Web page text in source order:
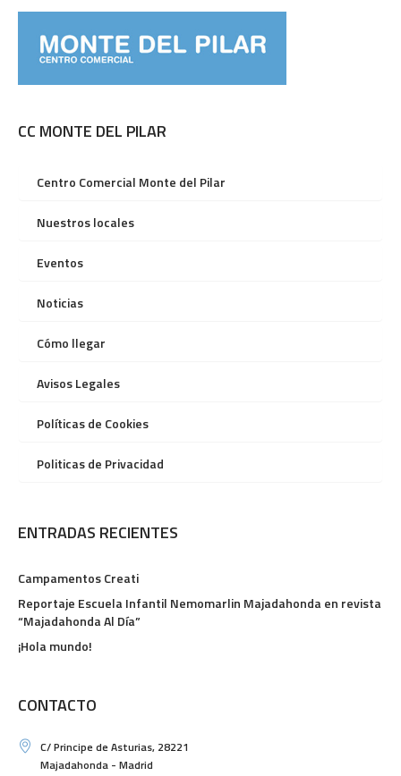
CC MONTE DEL PILAR
Centro Comercial Monte del Pilar
Nuestros locales
Eventos
Noticias
Cómo llegar
Avisos Legales
Políticas de Cookies
Politicas de Privacidad
ENTRADAS RECIENTES
Campamentos Creati
Reportaje Escuela Infantil Nemomarlin Majadahonda en revista
“Majadahonda Al Día”
¡Hola mundo!
CONTACTO
C/ Principe de Asturias, 28221
Majadahonda - Madrid